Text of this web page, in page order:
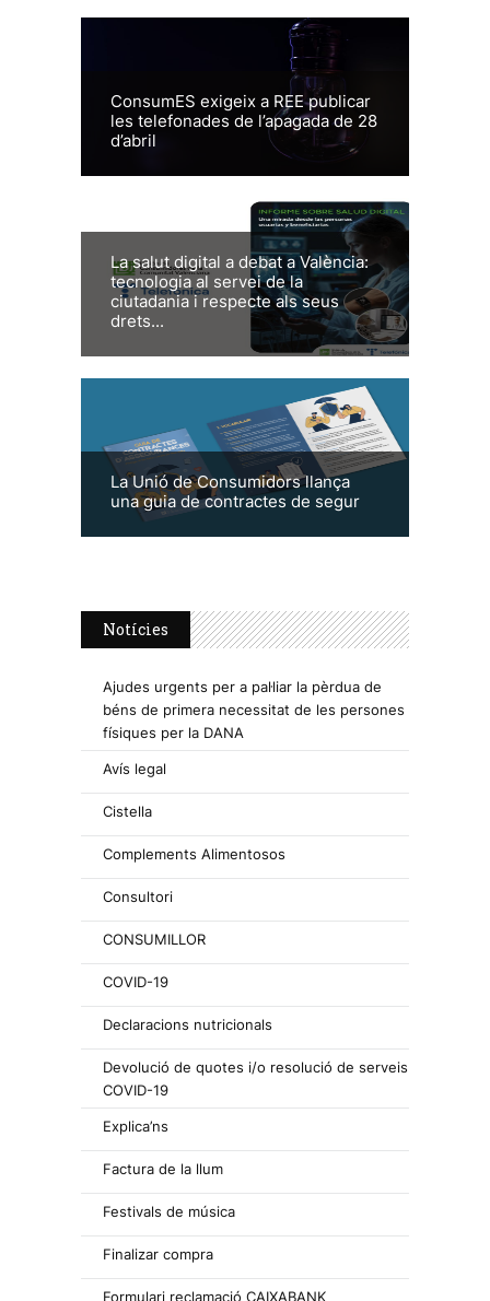
ConsumES exigeix a REE publicar
les telefonades de l’apagada de 28
d’abril
La salut digital a debat a València:
tecnologia al servei de la
ciutadania i respecte als seus
drets...
La Unió de Consumidors llança
una guia de contractes de segur
Notícies
Ajudes urgents per a pal·liar la pèrdua de
béns de primera necessitat de les persones
físiques per la DANA
Avís legal
Cistella
Complements Alimentosos
Consultori
CONSUMILLOR
COVID-19
Declaracions nutricionals
Devolució de quotes i/o resolució de serveis
COVID-19
Explica’ns
Factura de la llum
Festivals de música
Finalizar compra
Formulari reclamació CAIXABANK